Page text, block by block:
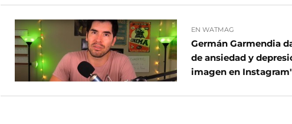
EN WATMAG
Germán Garmendia
de ansiedad y
imagen en